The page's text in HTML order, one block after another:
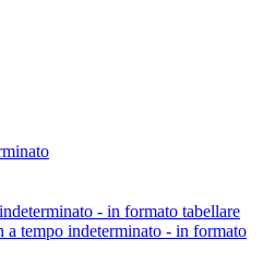
- in formato tabellare
a tempo indeterminato - in formato